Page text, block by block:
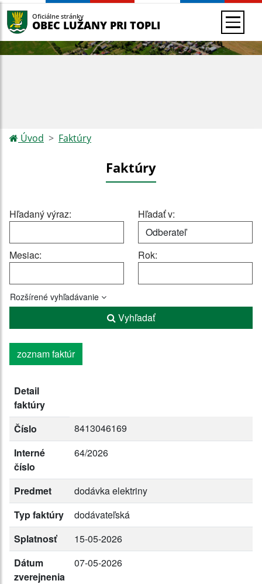
Oficiálne stránky
OBEC LUŽANY PRI TOPLI
Úvod Faktúry
Faktúry
Hľadaný výraz: Hľadať v:
Mesiac: Rok:
Rozšírené vyhľadávanie
Vyhľadať
zoznam faktúr
Detail
faktúry
Číslo
8413046169
Interné
číslo
64/2026
Predmet
dodávka elektriny
Typ faktúry
dodávateľská
Splatnosť
15-05-2026
Dátum
zverejnenia
07-05-2026